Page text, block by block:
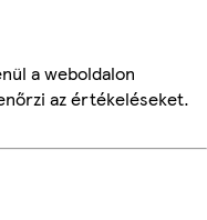
a weboldalon
az értékeléseket.